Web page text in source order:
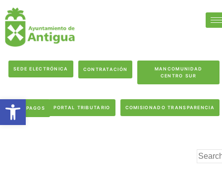
SEDE ELECTRÓNICA CONTRATACIÓN
MANCOMUNIDAD
CENTRO SUR
PAGOS PORTAL TRIBUTARIO COMISIONADO TRANSPARENCIA
Abrir barra de herramientas